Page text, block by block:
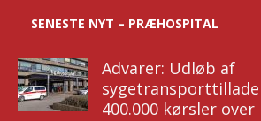
SENESTE NYT – PRÆHOSPITAL
Advarer: Udløb af
400.000 kørsler